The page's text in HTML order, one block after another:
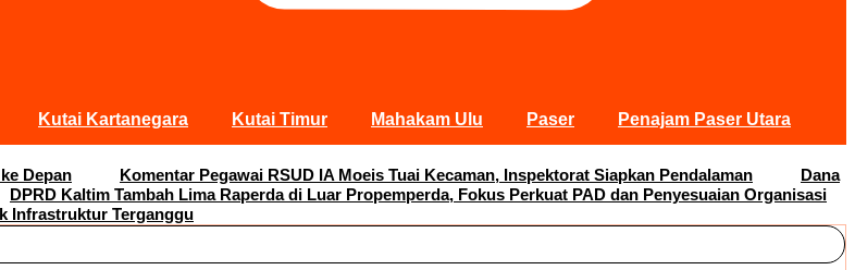
Kutai Kartanegara Kutai Timur Mahakam Ulu Paser Penajam Paser Utara
Depan Komentar Pegawai RSUD IA Moeis Tuai Kecaman, Inspektorat Siapkan Pendalaman
Dana
DPRD Kaltim Tambah Lima Raperda di Luar Propemperda, Fokus Perkuat PAD dan Penyesuaian Organisasi
Infrastruktur Terganggu